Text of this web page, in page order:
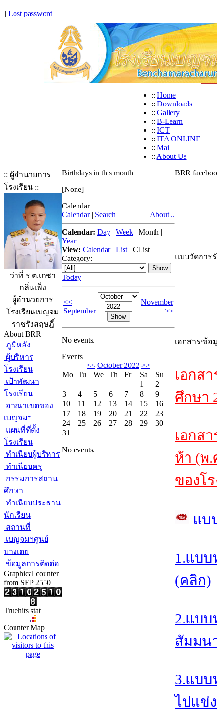
| Lost password
:: Home
:: Downloads
:: Gallery
:: B-Learn
:: ICT
:: ITA ONLINE
:: Mail
:: About Us
:: ผู้อำนวยการ
โรงเรียน ::
ว่าที่ ร.ต.เกชา
กลิ่นเพ็ง
ผู้อำนวยการ
โรงเรียนเบญจม
ราชรังสฤษฎิ์
About BRR
ภูมิหลัง
ผู้บริหาร
โรงเรียน
เป้าพัฒนา
โรงเรียน
อาณาเขตของ
เบญจมฯ
แผนที่ที่ตั้ง
โรงเรียน
ทำเนียบผู้บริหาร
ทำเนียบครู
กรรมการสถาน
ศึกษา
ทำเนียบประธาน
นักเรียน
สถานที่
เบญจมฯศูนย์
บางเตย
ข้อมูลการติดต่อ
Graphical counter
from SEP 2550
Truehits stat
Counter Map
Birthdays in this month
[None]
Calendar
Calendar | Search About...
Calendar: Day | Week | Month |
Year
View: Calendar| List | CList
Category:
Today
<<
September
November
>>
No events.
Events
<< October 2022 >>
Mo Tu We Th Fr Sa
Su
1
2
3
4 5 6 7 8
9
10
11 12 13 14 15
16
17
18 19 20 21 22
23
24
25 26 27 28 29
30
31
No events.
BRR
แบบวัดการ
เอกสาร/ข้อ
เอกส
ศึกษา
เอกส
ห้า (พ.
ของโ
แบ
1.แบ
(คลิก)
2.แบ
สัมมน
3.แบบ
ไปแข่